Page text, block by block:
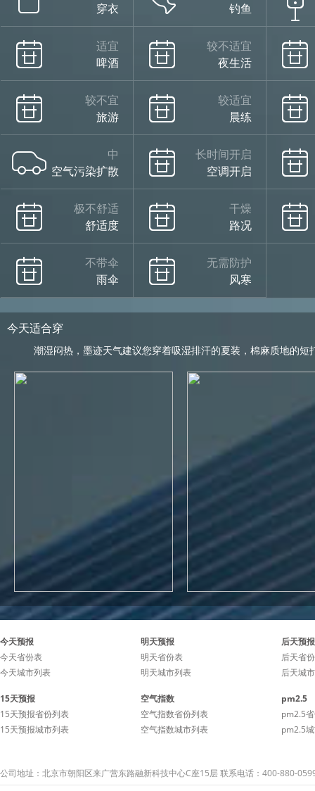
穿衣
钓鱼
适宜
啤酒
较不适宜
夜生活
较不宜
旅游
较适宜
晨练
中
空气污染扩散
长时间开启
空调开启
极不舒适
舒适度
干燥
路况
不带伞
雨伞
无需防护
风寒
今天适合穿
潮湿闷热，墨迹天气建议您穿着吸湿排汗的夏装，棉麻质地的短
今天预报
今天省份表
今天城市列表
明天预报
明天省份表
明天城市列表
后天预报
后天省
后天城
15天预报
15天预报省份列表
15天预报城市列表
空气指数
空气指数省份列表
空气指数城市列表
pm2.5
pm2.5
pm2.5
公司地址：北京市朝阳区来广营东路融新科技中心C座15层 联系电话：400-880-